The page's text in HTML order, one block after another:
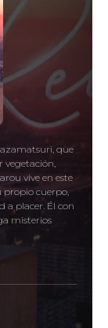
que
vegetación,
vive en este
propio cuerpo,
a placer. Él con
misterios